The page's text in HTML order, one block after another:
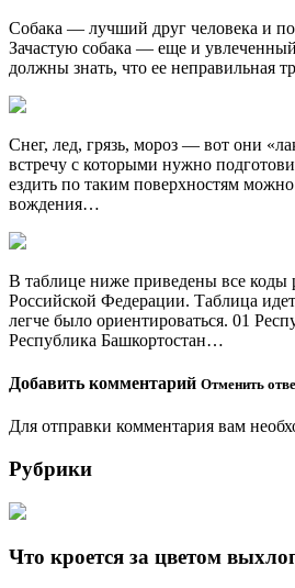
Собака — лучший друг человека и
Зачастую собака — еще и
должны знать, что ее неправильная
Снег, лед, грязь, мороз — вот они
встречу с которыми нужно
ездить по таким поверхностям
вождения…
В таблице ниже приведены все коды
Российской Федерации. Таблица
легче было ориентироваться. 01
Республика Башкортостан…
Добавить комментарий Отменить
Для отправки комментария вам
Рубрики
Что кроется за цветом